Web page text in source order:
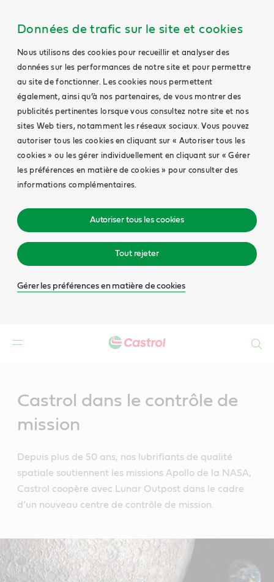
Données de trafic sur le site et cookies
Nous utilisons des cookies pour recueillir et analyser des
données sur les performances de notre site et pour permettre
au site de fonctionner. Les cookies nous permettent
également, ainsi qu’à nos partenaires, de vous montrer des
publicités pertinentes lorsque vous consultez notre site et nos
sites Web tiers, notamment les réseaux sociaux. Vous pouvez
autoriser tous les cookies en cliquant sur « Autoriser tous les
cookies » ou les gérer individuellement en cliquant sur « Gérer
les préférences en matière de cookies » pour consulter des
informations complémentaires.
Autoriser tous les cookies
Tout rejeter
Gérer les préférences en matière de cookies
Castrol dans le contrôle de
mission
Depuis plus de 50 ans, nos lubrifiants de qualité
spatiale soutiennent les missions Apollo de la NASA,
Castrol coopère avec Lunar Outpost dans le cadre
d’un nouveau centre de contrôle de mission.